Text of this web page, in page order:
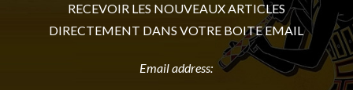
RECEVOIR LES NOUVEAUX ARTICLES
DIRECTEMENT DANS VOTRE BOITE EMAIL
Email address: